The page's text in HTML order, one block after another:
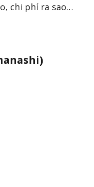
chi phí ra sao…